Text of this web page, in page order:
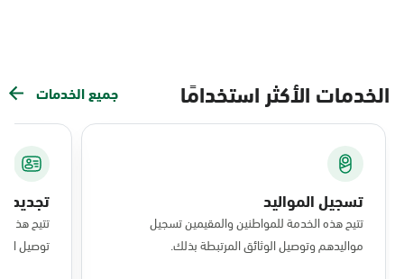
الخدمات الأكثر استخدامًا جميع الخدمات
تسجيل المواليد
تتيح هذه الخدمة للمواطنين والمقيمين تسجيل
مواليدهم وتوصيل الوثائق المرتبطة بذلك.
تجديد
تتيح هذه
توصيل